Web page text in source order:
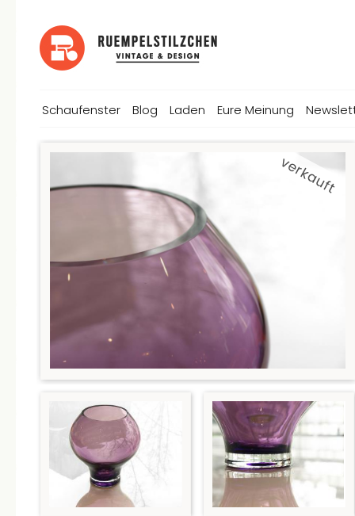
Schaufenster Blog Laden Eure Meinung